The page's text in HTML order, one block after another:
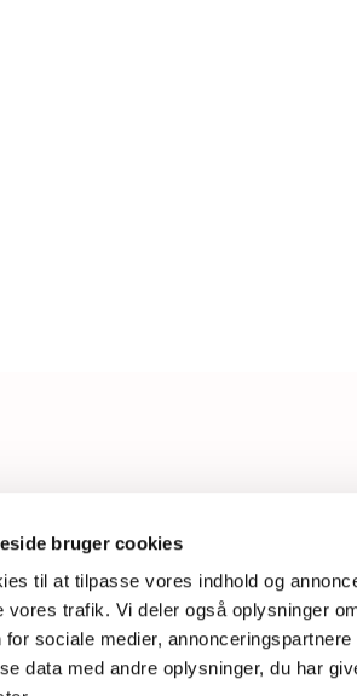
bruger cookies
til at tilpasse vores indhold og
vores trafik. Vi deler også oplysninger
for sociale medier,
data med andre oplysninger, du har